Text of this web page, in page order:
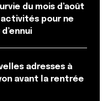
Rhodia Vaise qui est
dans un parc
du mois d’août
activités pour ne
adresses à
avant la rentrée